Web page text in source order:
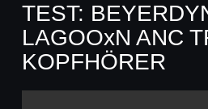
TEST:
LAGOOxN ANC
KOPFHÖRER